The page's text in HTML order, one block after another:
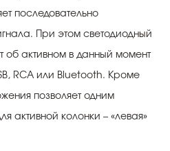
последовательно
При этом светодиодный
об активном в данный момент
RCA или Bluetooth. Кроме
позволяет одним
активной колонки – «левая»